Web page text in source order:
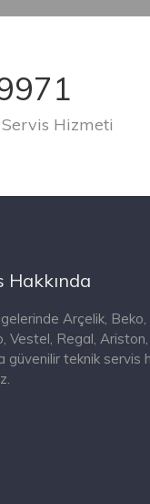
Servis Hizmeti
Hakkında
Arçelik,
Vestel, Regal,
güvenilir teknik servis